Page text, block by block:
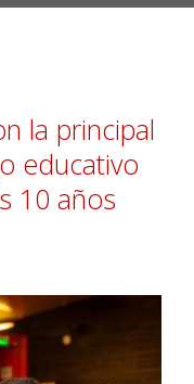
la principal
educativo
10 años